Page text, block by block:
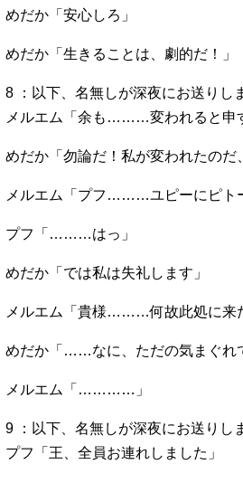
めだか「安心しろ」
めだか「生きることは、劇的だ！」
8 ：以下、名無しが深夜にお送りし
メルエム「余も………変われると申
めだか「勿論だ！私が変われたのだ
メルエム「プフ………ユピーにピト
プフ「………はっ」
めだか「では私は失礼します」
メルエム「貴様………何故此処に来
めだか「……なに、ただの気まぐれ
メルエム「…………」
9 ：以下、名無しが深夜にお送りし
プフ「王、全員お連れしました」